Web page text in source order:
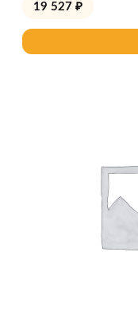
19 527 ₽